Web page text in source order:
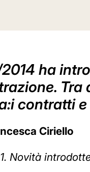
ha
contratti
Ciriello
1. Novità